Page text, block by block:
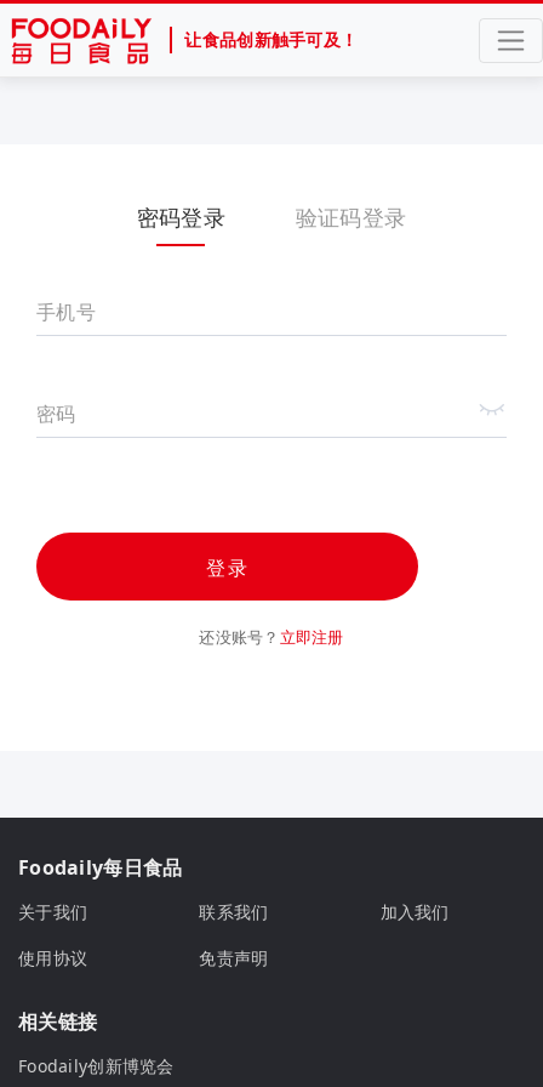
让食品创新触手可及！
密码登录 验证码登录
手机号
密码
登录
还没账号？ 立即注册
Foodaily每日食品
关于我们 联系我们
加入我们
使用协议
免责声明
相关链接
Foodaily创新博览会